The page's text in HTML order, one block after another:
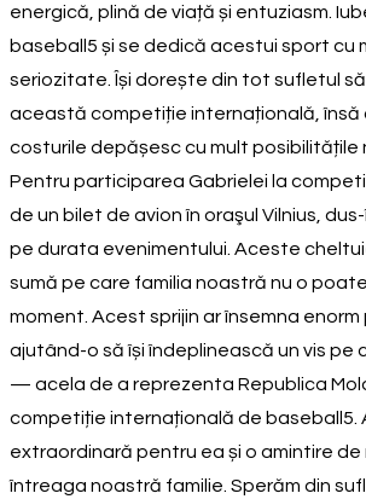
energică, plină de viață și entuziasm.
baseball5 și se dedică acestui sport cu
seriozitate. Își dorește din tot sufletul
această competiție internațională, însă
costurile depășesc cu mult posibilitățile
Pentru participarea Gabrielei la
de un bilet de avion în oraşul Vilnius,
pe durata evenimentului. Aceste
sumă pe care familia noastră nu o
moment. Acest sprijin ar însemna enorm
ajutând-o să își îndeplinească un vis pe
— acela de a reprezenta Republica
competiție internațională de baseball5.
extraordinară pentru ea și o amintire
întreaga noastră familie. Sperăm din